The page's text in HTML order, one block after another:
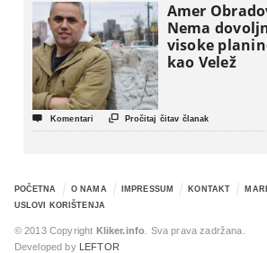
Amer
Nema
visoke
kao Velež
 Komentari  Pročitaj čitav članak
POČETNA O NAMA IMPRESSUM KONTAKT
USLOVI KORIŠTENJA
© 2013 Copyright Kliker.info . Sva prava zadržana.
Developed by
LEFTOR